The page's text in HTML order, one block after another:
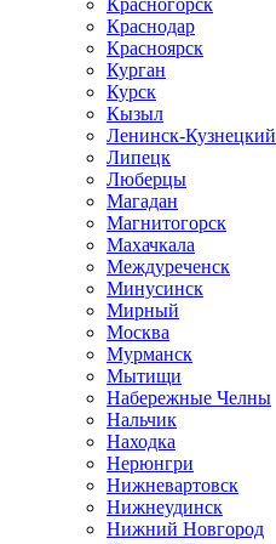
Краснодар
Красноярск
Курган
Курск
Кызыл
Ленинск-Кузнецкий
Липецк
Люберцы
Магадан
Магнитогорск
Махачкала
Междуреченск
Минусинск
Мирный
Москва
Мурманск
Мытищи
Набережные Челны
Нальчик
Находка
Нерюнгри
Нижневартовск
Нижнеудинск
Нижний Новгород